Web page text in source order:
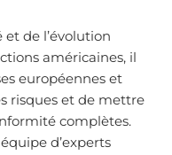
de l’évolution
américaines, il
européennes et
risques et de mettre
complètes.
d’experts